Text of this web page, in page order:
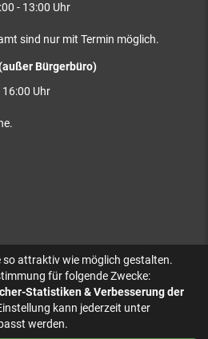
- 13:00 Uhr
sind nur mit Termin möglich.
Bürgerbüro)
Uhr
so attraktiv wie möglich gestalten.
für folgende Zwecke:
Statistiken & Verbesserung der
kann jederzeit unter
werden.